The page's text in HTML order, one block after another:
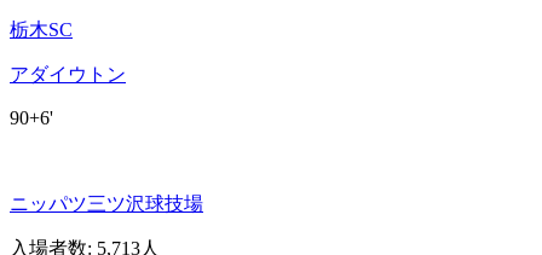
栃木SC
アダイウトン
90+6'
ニッパツ三ツ沢球技場
入場者数: 5,713人